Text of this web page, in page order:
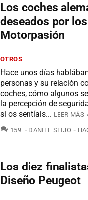
Los coches
deseados por
Motorpasión
OTROS
Hace unos días
personas y su relación
coches, cómo algunos
la percepción de
si os sentíais... LEER MÁS
159 COMENTARIOS
DANIEL SEIJO
Los diez
Diseño Peugeot